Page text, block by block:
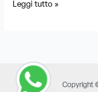
Leggi tutto »
Copyright